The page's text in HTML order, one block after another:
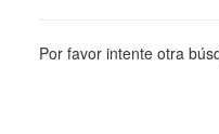
Por favor intente otra